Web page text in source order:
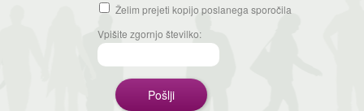
Želim prejeti kopijo poslanega sporočila
Vpišite zgornjo številko: